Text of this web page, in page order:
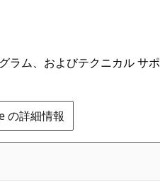
ラム、およびテクニカル サポ
詳細情報